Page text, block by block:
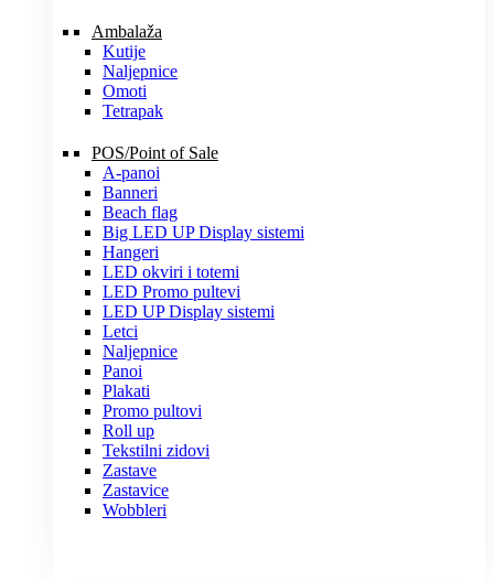
Ambalaža
Kutije
Naljepnice
Omoti
Tetrapak
POS/Point of Sale
A-panoi
Banneri
Beach flag
Big LED UP Display sistemi
Hangeri
LED okviri i totemi
LED Promo pultevi
LED UP Display sistemi
Letci
Naljepnice
Panoi
Plakati
Promo pultovi
Roll up
Tekstilni zidovi
Zastave
Zastavice
Wobbleri